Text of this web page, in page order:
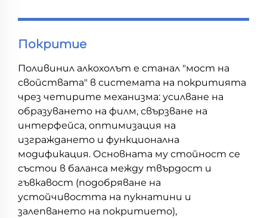
Покритие
Поливинил алкохолът е станал "мост на
свойствата" в системата на покритията
чрез четирите механизма: усилване на
образуването на филм, свързване на
интерфейса, оптимизация на
изграждането и функционална
модификация. Основната му стойност се
състои в баланса между твърдост и
гъвкавост (подобряване на
устойчивостта на пукнатини и
залепването на покритието),